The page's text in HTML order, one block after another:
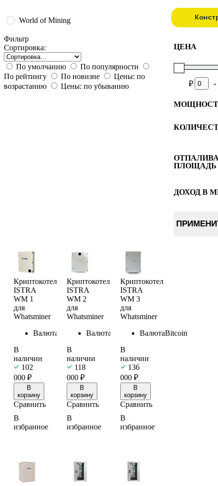
World of Mining
Фильтр
Сортировка:
По умолчанию
По популярности
По рейтингу
По новизне
Цены: по
возрастанию
Цены: по убыванию
ЦЕНА
₽ -
2 шт.
3 шт.
5 шт.
6 шт.
ПЛОЩАДЬ
ДОХОД В
Криптокотел
ISTRA
WM 1
для
Whatsminer
Валюта
Bitcoin
В
наличии
102
000 ₽
В
корзину
Сравнить
В
избранное
Криптокотел
ISTRA
WM 2
для
Whatsminer
Валюта
Bitcoin
В
наличии
118
000₽
В
корзину
Сравнить
В
избранное
Криптокотел
ISTRA
WM 3
для
Whatsminer
ВалютаBitcoin
В
наличии
136
000 ₽
В
корзину
Сравнить
В
избранное